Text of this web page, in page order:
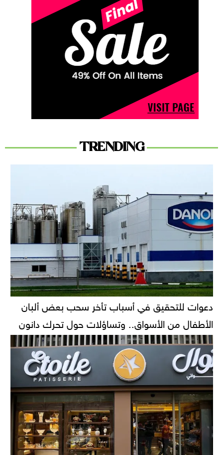
TRENDING
دعوات للتحقيق في أسباب تأخر سحب بعض ألبان
الأطفال من الأسواق.. وتساؤلات حول تحرك دانون